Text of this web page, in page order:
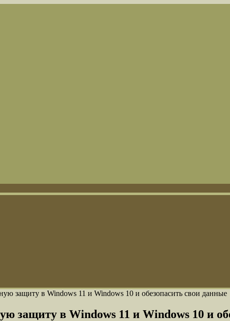
защиту в Windows 11 и Windows 10 и обезопасить свои данные
защиту в Windows 11 и Windows 10 и